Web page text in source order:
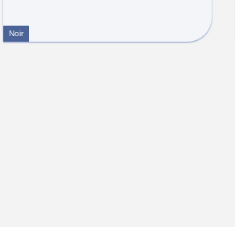
Noir